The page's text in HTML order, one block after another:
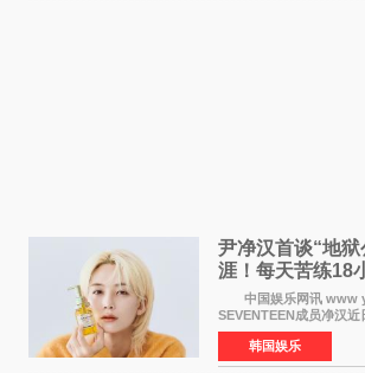
尹净汉首谈“地狱
涯！每天苦练18
靠成员撑过来
中国娱乐网讯 www yule
SEVENTEEN成员净汉
道前的残酷练习生经历，
娱乐，引发广泛关注。
TBS综艺节目《周
韩国娱乐